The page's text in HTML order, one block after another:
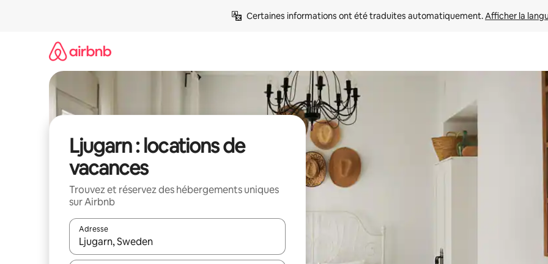
Certaines informations ont été traduites automatiquement. Afficher la
Ljugarn : locations de
vacances
Trouvez et réservez des hébergements uniques
sur Airbnb
Adresse
Lorsque les résultats s'affichent, utilisez les flèches vers le haut et vers le bas pour les parcourir ou en appuyant et en